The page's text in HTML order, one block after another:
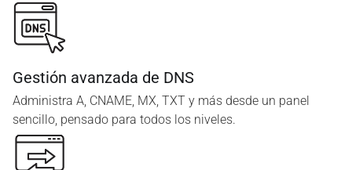
Gestión avanzada de DNS
Administra A, CNAME, MX, TXT y más desde un panel
sencillo, pensado para todos los niveles.